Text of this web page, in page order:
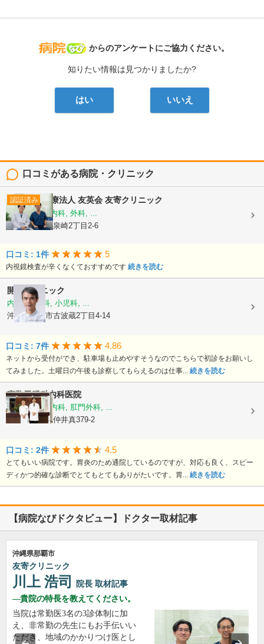
病院なび
からのアンケートにご協力ください。
知りたい情報は見つかりましたか?
はい いいえ
口コミがある病院・クリニック
認証済み 医療法人 友英会 友寄クリニック
内科, 消化器内科, 外科, ...
沖縄県那覇市泉崎2丁目2-6
口コミ: 1件 5
内視鏡検査が辛くなくておすすめです 続きを読む
開邦クリニック
内科, 胃腸科, 小児科, ...
沖縄県那覇市古波蔵2丁目4-14
口コミ: 7件 4.86
ネットから受付ができ、駐車場も止めやすそうなのでこちらで初診をお願いし
てみました。土曜日の午後も診察してもらえるのは仕事... 続きを読む
嘉数胃腸科内科医院
消化器内科, 内科, 肛門外科, ...
沖縄県那覇市仲井真379-2
口コミ: 2件 4.5
とてもいい病院です。胃炎のため通院しているのですが、対応も良く、スピー
ディかつ的確な診断でとてもとてもありがたいです。胃... 続きを読む
【病院なびドクタビュー】ドクター取材記事
沖縄県那覇市
友寄クリニック
川上 浩司 院長 取材記事
貴院の特長を教えてください。
当院は常勤医3名の3診体制に加
え、非常勤の先生にもお手伝いい
ただき、地域のかかりつけ医とし